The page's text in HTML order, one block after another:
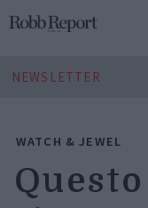
NEWSLETTER
WATCH & JEWEL